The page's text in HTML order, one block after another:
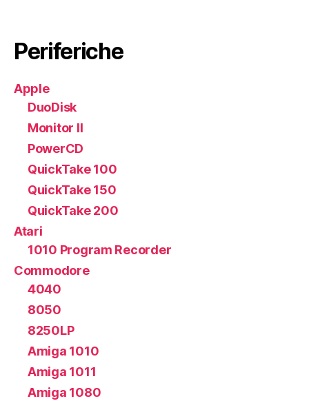
Periferiche
Apple
DuoDisk
Monitor II
PowerCD
QuickTake 100
QuickTake 150
QuickTake 200
Atari
1010 Program Recorder
Commodore
4040
8050
8250LP
Amiga 1010
Amiga 1011
Amiga 1080